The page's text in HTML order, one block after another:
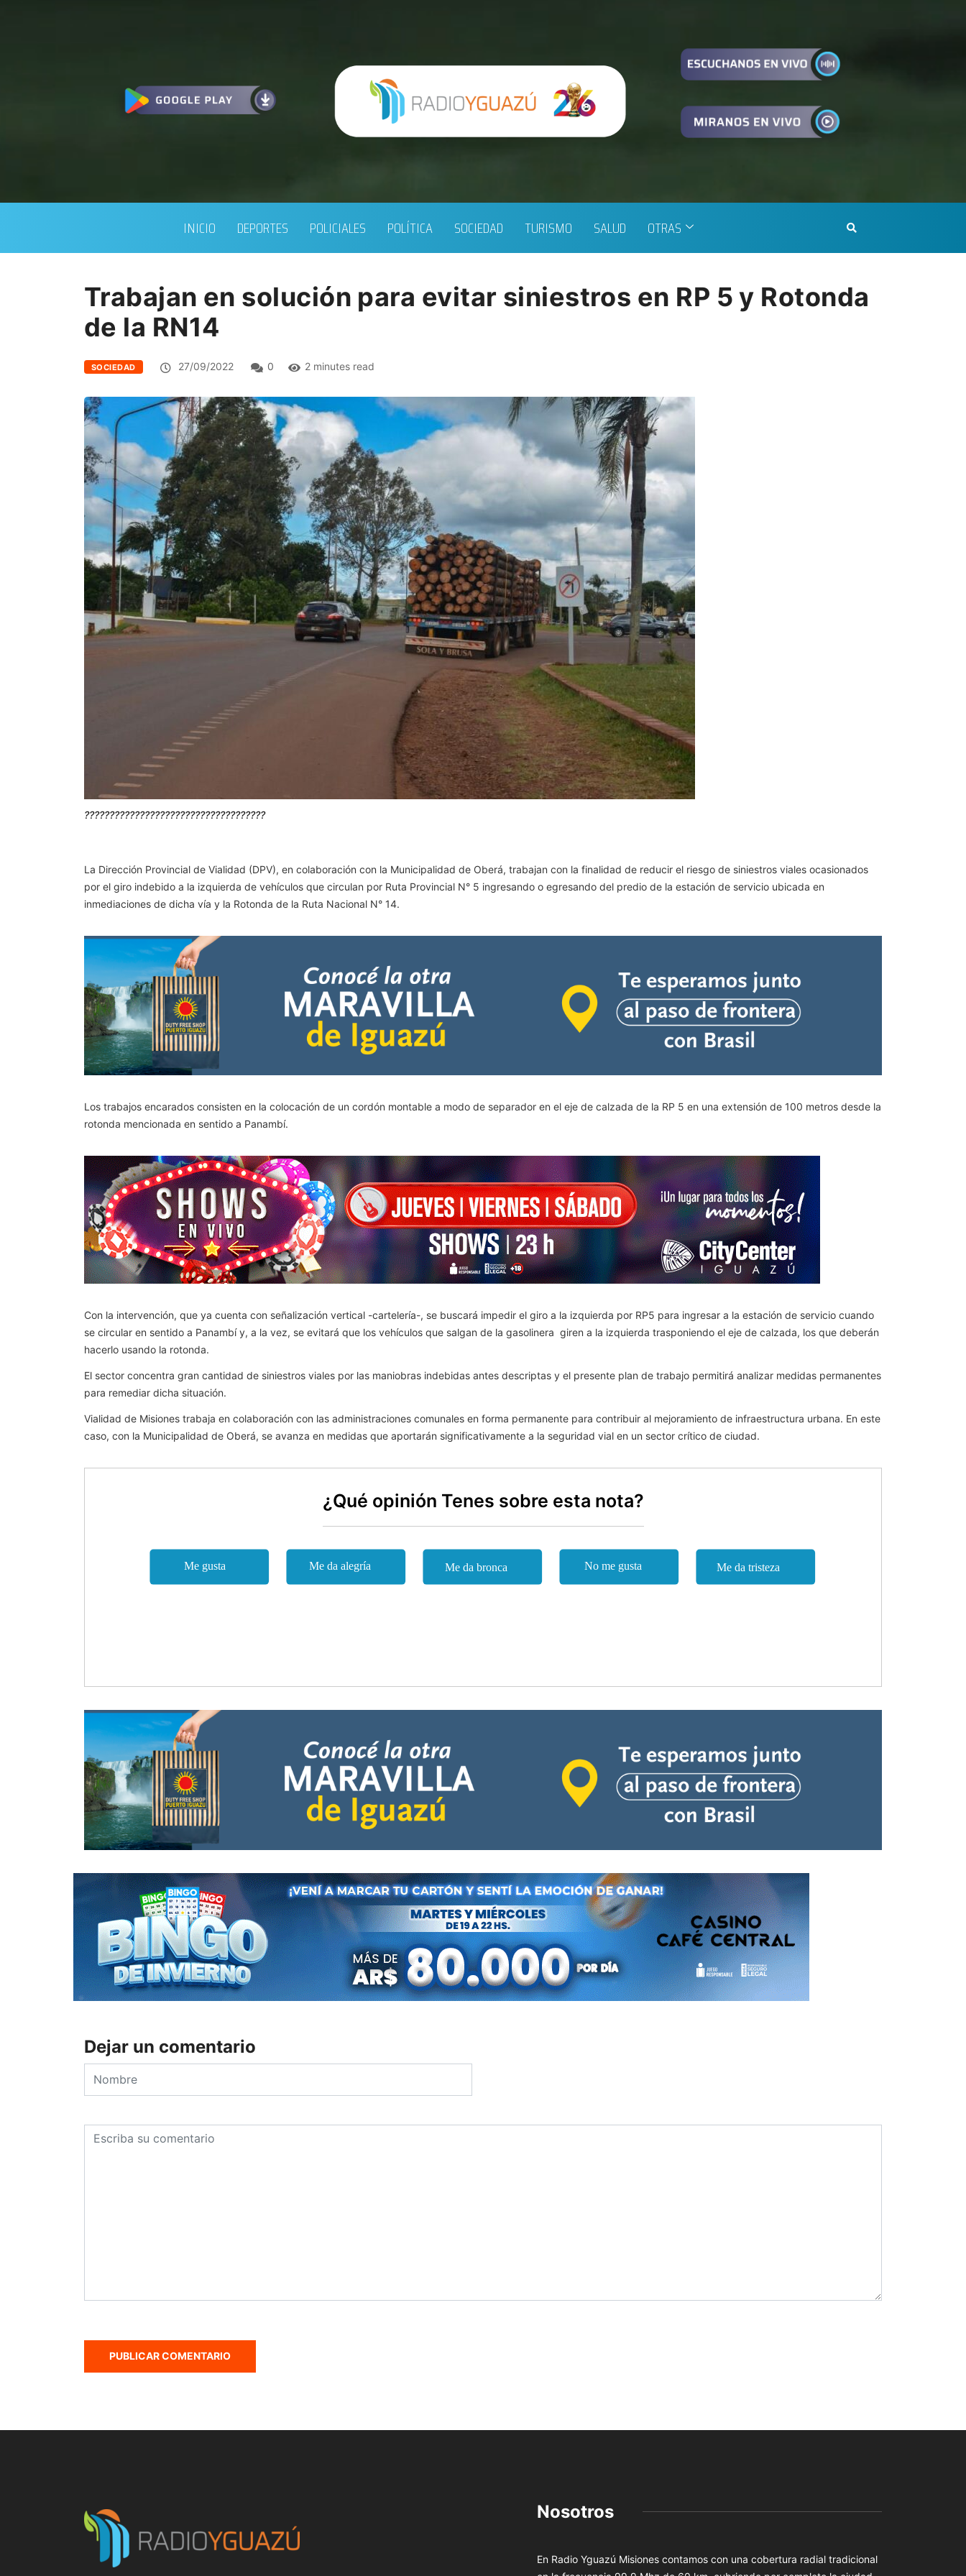
INICIO DEPORTES POLICIALES POLÍTICA SOCIEDAD TURISMO SALUD OTRAS
Trabajan en solución para evitar siniestros en RP 5 y Rotonda
de la RN14
SOCIEDAD 27/09/2022 0 2 minutes read
????????????????????????????????????
La Dirección Provincial de Vialidad (DPV), en colaboración con la Municipalidad de Oberá, trabajan con la finalidad de reducir el riesgo de siniestros viales ocasionados
por el giro indebido a la izquierda de vehículos que circulan por Ruta Provincial N° 5 ingresando o egresando del predio de la estación de servicio ubicada en
inmediaciones de dicha vía y la Rotonda de la Ruta Nacional N° 14.
Los trabajos encarados consisten en la colocación de un cordón montable a modo de separador en el eje de calzada de la RP 5 en una extensión de 100 metros desde la
rotonda mencionada en sentido a Panambí.
Con la intervención, que ya cuenta con señalización vertical -cartelería-, se buscará impedir el giro a la izquierda por RP5 para ingresar a la estación de servicio cuando
se circular en sentido a Panambí y, a la vez, se evitará que los vehículos que salgan de la gasolinera giren a la izquierda trasponiendo el eje de calzada, los que deberán
hacerlo usando la rotonda.
El sector concentra gran cantidad de siniestros viales por las maniobras indebidas antes descriptas y el presente plan de trabajo permitirá analizar medidas permanentes
para remediar dicha situación.
Vialidad de Misiones trabaja en colaboración con las administraciones comunales en forma permanente para contribuir al mejoramiento de infraestructura urbana. En este
caso, con la Municipalidad de Oberá, se avanza en medidas que aportarán significativamente a la seguridad vial en un sector crítico de ciudad.
¿Qué opinión Tenes sobre esta nota?
Dejar un comentario
Nosotros
En Radio Yguazú Misiones contamos con una cobertura radial tradicional